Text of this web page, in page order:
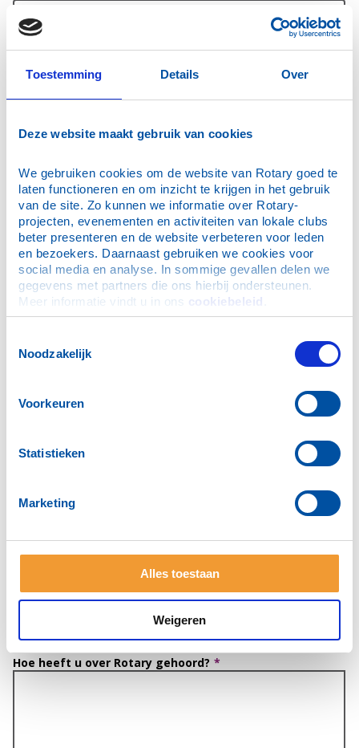
Toestemming Details Over
Deze website maakt gebruik van cookies
We gebruiken cookies om de website van Rotary goed te
laten functioneren en om inzicht te krijgen in het gebruik
van de site. Zo kunnen we informatie over Rotary-
projecten, evenementen en activiteiten van lokale clubs
beter presenteren en de website verbeteren voor leden
en bezoekers. Daarnaast gebruiken we cookies voor
social media en analyse. In sommige gevallen delen we
gegevens met partners die ons hierbij ondersteunen.
Meer informatie vindt u in ons cookiebeleid
Noodzakelijk
Voorkeuren
Statistieken
Marketing
Alles toestaan
Weigeren
Burgerlijke staat:
man
vrouw
Uw functies
Wat is uw beroep/wat zijn uw werkzaamheden
Activiteiten
Wat zijn uw maatschappelijke interesses en eventuele
Hoe heeft u over Rotary gehoord?